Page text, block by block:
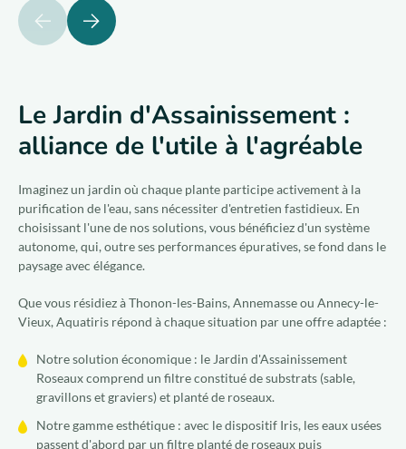
précédentsuivant
Le Jardin d'Assainissement :
alliance de l'utile à l'agréable
Imaginez un jardin où chaque plante participe activement à la
purification de l'eau, sans nécessiter d'entretien fastidieux. En
choisissant l'une de nos solutions, vous bénéficiez d'un système
autonome, qui, outre ses performances épuratives, se fond dans le
paysage avec élégance.
Que vous résidiez à Thonon-les-Bains, Annemasse ou Annecy-le-
Vieux, Aquatiris répond à chaque situation par une offre adaptée :
Notre solution économique : le Jardin d'Assainissement
Roseaux comprend un filtre constitué de substrats (sable,
gravillons et graviers) et planté de roseaux.
Notre gamme esthétique : avec le dispositif Iris, les eaux usées
passent d'abord par un filtre planté de roseaux puis